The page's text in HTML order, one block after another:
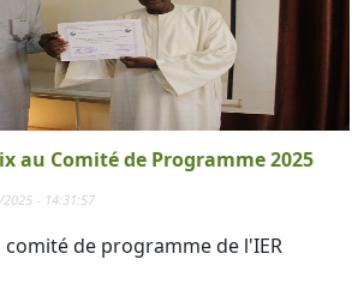
au Comité de Programme 2025
- 14:31:57
comité de programme de l'IER